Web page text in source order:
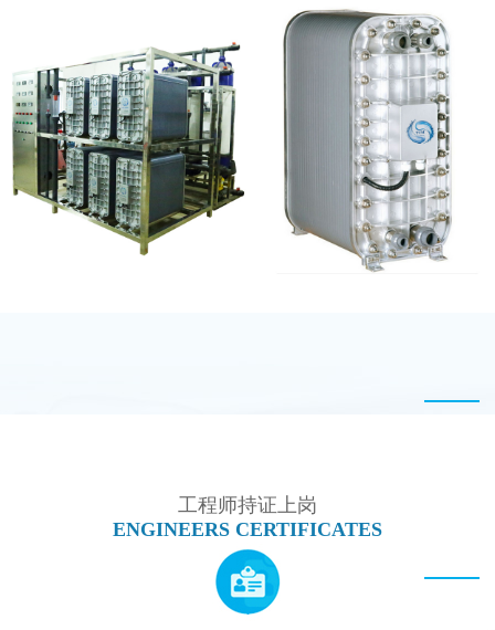
MK-TC50 EDI设备
MK-TC300 EDI超纯水
处理设备
工程师持证上岗
ENGINEERS CERTIFICATES